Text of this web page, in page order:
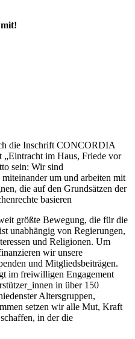
die Inschrift CONCORDIA
im Haus, Friede vor
sein: Wir sind
um und arbeiten mit
die auf den Grundsätzen der
basieren
größte Bewegung, die für die
unabhängig von Regierungen,
und Religionen. Um
wir unsere
und Mitgliedsbeiträgen.
im freiwilligen Engagement
in über 150
Altersgruppen,
setzen wir alle Mut, Kraft
in der die